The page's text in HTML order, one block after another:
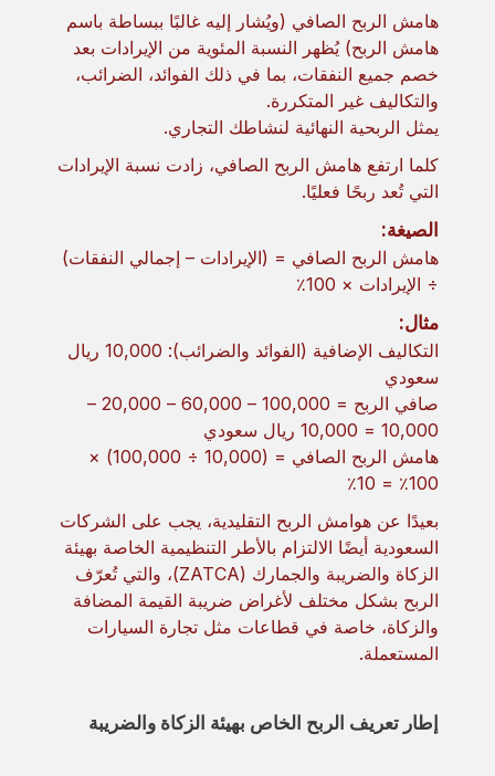
هامش الربح الصافي (ويُشار إليه غالبًا ببساطة باسم
هامش الربح) يُظهر النسبة المئوية من الإيرادات بعد
خصم جميع النفقات، بما في ذلك الفوائد، الضرائب،
والتكاليف غير المتكررة.
يمثل الربحية النهائية لنشاطك التجاري.
كلما ارتفع هامش الربح الصافي، زادت نسبة الإيرادات
التي تُعد ربحًا فعليًا.
الصيغة:
هامش الربح الصافي = (الإيرادات – إجمالي النفقات)
÷ الإيرادات × 100٪
مثال:
التكاليف الإضافية (الفوائد والضرائب): 10,000 ريال
سعودي
صافي الربح = 100,000 – 60,000 – 20,000 –
10,000 = 10,000 ريال سعودي
هامش الربح الصافي = (10,000 ÷ 100,000) ×
100٪ = 10٪
بعيدًا عن هوامش الربح التقليدية، يجب على الشركات
السعودية أيضًا الالتزام بالأطر التنظيمية الخاصة بهيئة
الزكاة والضريبة والجمارك (ZATCA)، والتي تُعرّف
الربح بشكل مختلف لأغراض ضريبة القيمة المضافة
والزكاة، خاصة في قطاعات مثل تجارة السيارات
المستعملة.
إطار تعريف الربح الخاص بهيئة الزكاة والضريبة